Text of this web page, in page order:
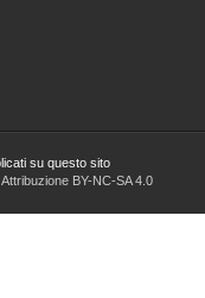
su questo sito
BY-NC-SA 4.0